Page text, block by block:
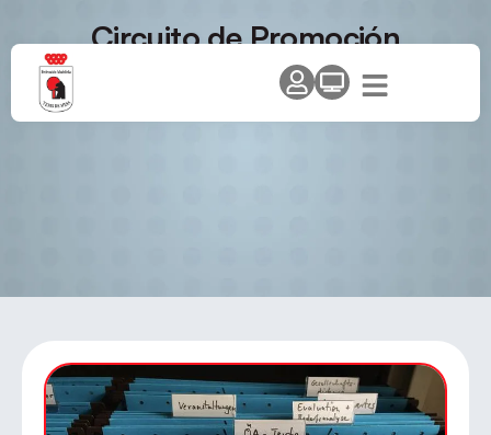
Circuito de Promoción
«Comunidad de Madrid» –
Temporada 2009/10